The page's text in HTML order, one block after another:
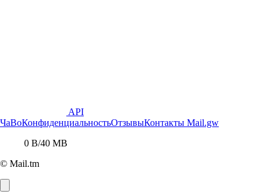
API
ЧаВоКонфиденциальностьОтзывыКонтакты Mail.gw
0 B/40 MB
© Mail.tm